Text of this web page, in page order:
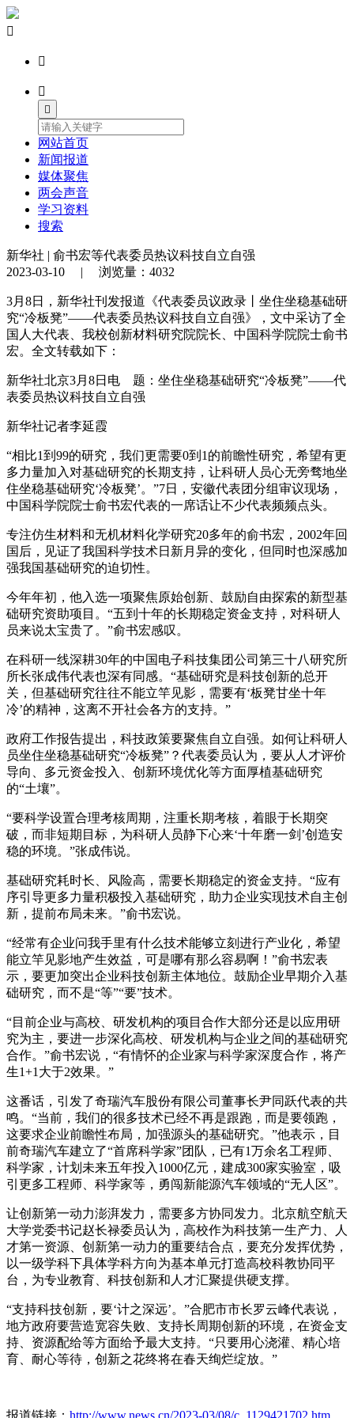




网站首页
新闻报道
媒体聚焦
两会声音
学习资料
搜索
新华社 | 俞书宏等代表委员热议科技自立自强
2023-03-10 | 浏览量：4032
3月8日，新华社刊发报道《代表委员议政录丨坐住坐稳基础研
究“冷板凳”——代表委员热议科技自立自强》，文中采访了全
国人大代表、我校创新材料研究院院长、中国科学院院士俞书
宏。全文转载如下：
新华社北京3月8日电 题：坐住坐稳基础研究“冷板凳”——代
表委员热议科技自立自强
新华社记者李延霞
“相比1到99的研究，我们更需要0到1的前瞻性研究，希望有更
多力量加入对基础研究的长期支持，让科研人员心无旁骛地坐
住坐稳基础研究‘冷板凳’。”7日，安徽代表团分组审议现场，
中国科学院院士俞书宏代表的一席话让不少代表频频点头。
专注仿生材料和无机材料化学研究20多年的俞书宏，2002年回
国后，见证了我国科学技术日新月异的变化，但同时也深感加
强我国基础研究的迫切性。
今年年初，他入选一项聚焦原始创新、鼓励自由探索的新型基
础研究资助项目。“五到十年的长期稳定资金支持，对科研人
员来说太宝贵了。”俞书宏感叹。
在科研一线深耕30年的中国电子科技集团公司第三十八研究所
所长张成伟代表也深有同感。“基础研究是科技创新的总开
关，但基础研究往往不能立竿见影，需要有‘板凳甘坐十年
冷’的精神，这离不开社会各方的支持。”
政府工作报告提出，科技政策要聚焦自立自强。如何让科研人
员坐住坐稳基础研究“冷板凳”？代表委员认为，要从人才评价
导向、多元资金投入、创新环境优化等方面厚植基础研究
的“土壤”。
“要科学设置合理考核周期，注重长期考核，着眼于长期突
破，而非短期目标，为科研人员静下心来‘十年磨一剑’创造安
稳的环境。”张成伟说。
基础研究耗时长、风险高，需要长期稳定的资金支持。“应有
序引导更多力量积极投入基础研究，助力企业实现技术自主创
新，提前布局未来。”俞书宏说。
“经常有企业问我手里有什么技术能够立刻进行产业化，希望
能立竿见影地产生效益，可是哪有那么容易啊！”俞书宏表
示，要更加突出企业科技创新主体地位。鼓励企业早期介入基
础研究，而不是“等”“要”技术。
“目前企业与高校、研发机构的项目合作大部分还是以应用研
究为主，要进一步深化高校、研发机构与企业之间的基础研究
合作。”俞书宏说，“有情怀的企业家与科学家深度合作，将产
生1+1大于2效果。”
这番话，引发了奇瑞汽车股份有限公司董事长尹同跃代表的共
鸣。“当前，我们的很多技术已经不再是跟跑，而是要领跑，
这要求企业前瞻性布局，加强源头的基础研究。”他表示，目
前奇瑞汽车建立了“首席科学家”团队，已有1万余名工程师、
科学家，计划未来五年投入1000亿元，建成300家实验室，吸
引更多工程师、科学家等，勇闯新能源汽车领域的“无人区”。
让创新第一动力澎湃发力，需要多方协同发力。北京航空航天
大学党委书记赵长禄委员认为，高校作为科技第一生产力、人
才第一资源、创新第一动力的重要结合点，要充分发挥优势，
以一级学科下具体学科方向为基本单元打造高校科教协同平
台，为专业教育、科技创新和人才汇聚提供硬支撑。
“支持科技创新，要‘计之深远’。”合肥市市长罗云峰代表说，
地方政府要营造宽容失败、支持长周期创新的环境，在资金支
持、资源配给等方面给予最大支持。“只要用心浇灌、精心培
育、耐心等待，创新之花终将在春天绚烂绽放。”
报道链接： http://www.news.cn/2023-03/08/c_1129421702.htm